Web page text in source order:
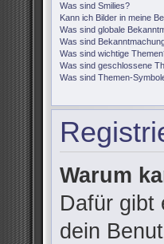
Was sind Smilies?
Kann ich Bilder in meine
Was sind globale
Was sind
Was sind wichtige
Was sind geschlossene
Was sind Themen-
Warum
Dafür gibt
dein